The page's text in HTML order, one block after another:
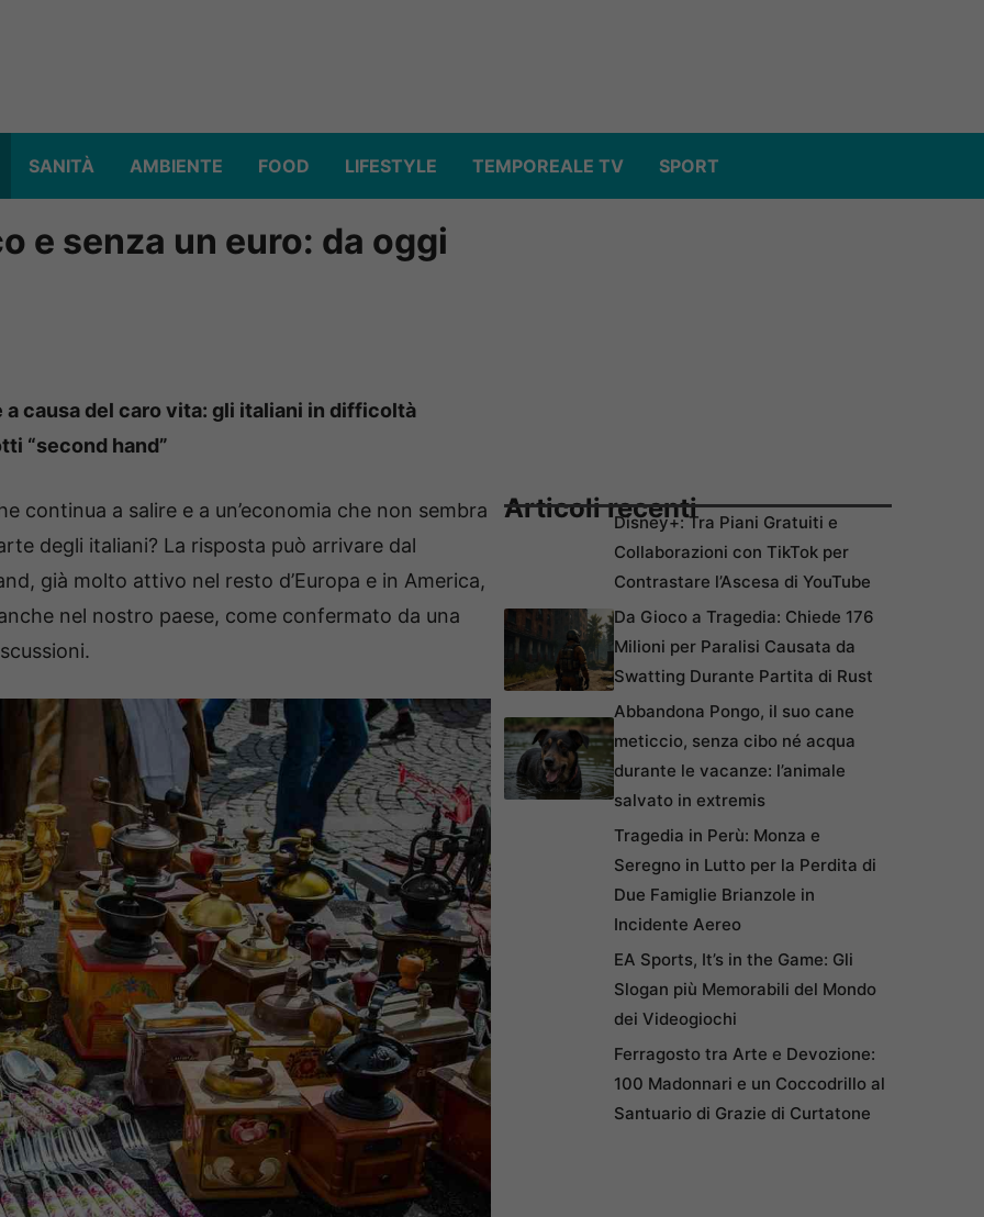
SANITÀ AMBIENTE FOOD LIFESTYLE TEMPOREALE TV SPORT
e senza un euro: da oggi
a causa del caro vita: gli italiani in difficoltà
“second hand”
continua a salire e a un’economia che non sembra
degli italiani? La risposta può arrivare dal
già molto attivo nel resto d’Europa e in America,
nel nostro paese, come confermato da una
Articoli recentiDisney+: Tra Piani Gratuiti e
Collaborazioni con TikTok per
Contrastare l’Ascesa di YouTube
Da Gioco a Tragedia: Chiede 176
Milioni per Paralisi Causata da
Swatting Durante Partita di Rust
Abbandona Pongo, il suo cane
meticcio, senza cibo né acqua
durante le vacanze: l’animale
salvato in extremis
Tragedia in Perù: Monza e
Seregno in Lutto per la Perdita di
Due Famiglie Brianzole in
Incidente Aereo
EA Sports, It’s in the Game: Gli
Slogan più Memorabili del Mondo
dei Videogiochi
Ferragosto tra Arte e Devozione:
100 Madonnari e un Coccodrillo al
Santuario di Grazie di Curtatone